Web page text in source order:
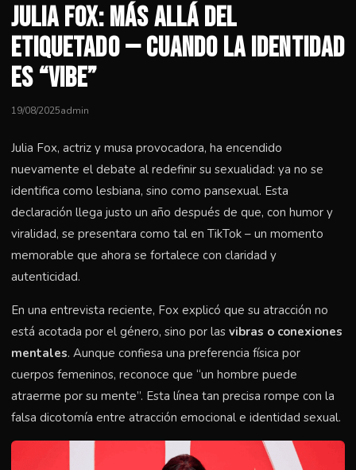
Julia Fox: Más Allá del
Etiquetado — Cuando la Identidad
es “Vibe”
19/08/2025admin
Julia Fox, actriz y musa provocadora, ha encendido
nuevamente el debate al redefinir su sexualidad: ya no se
identifica como lesbiana, sino como pansexual. Esta
declaración llega justo un año después de que, con humor y
viralidad, se presentara como tal en TikTok – un momento
memorable que ahora se fortalece con claridad y
autenticidad.
En una entrevista reciente, Fox explicó que su atracción no
está acotada por el género, sino por las vibras o conexiones
mentales. Aunque confiesa una preferencia física por
cuerpos femeninos, reconoce que “un hombre puede
atraerme por su mente”. Esta línea tan precisa rompe con la
falsa dicotomía entre atracción emocional e identidad sexual.